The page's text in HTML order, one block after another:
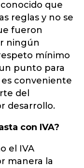
que
reglas y no se
fueron
ningún
mínimo
punto para
conveniente
del
desarrollo.
con IVA?
el IVA
manera la